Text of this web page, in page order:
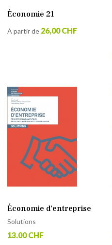
Économie 21
À partir de 26,00 CHF
Économie d’entreprise
Solutions
13.00 CHF